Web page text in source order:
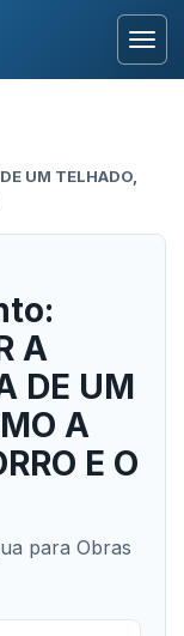
UM TELHADO,
A
DE UM
A
E O
para Obras